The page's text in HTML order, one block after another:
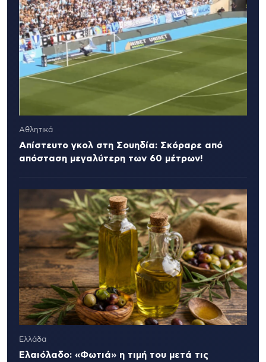
Αθλητικά
Απίστευτο γκολ στη Σουηδία: Σκόραρε από
απόσταση μεγαλύτερη των 60 μέτρων!
Ελλάδα
Ελαιόλαδο: «Φωτιά» η τιμή του μετά τις